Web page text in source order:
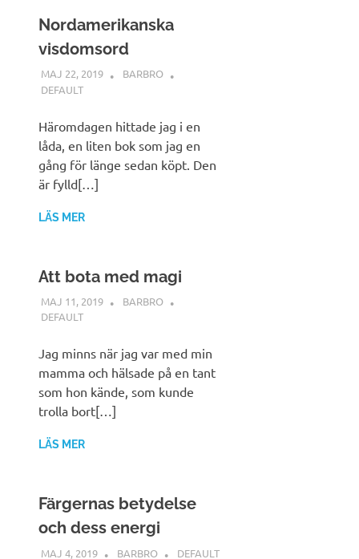
Nordamerikanska
visdomsord
MAJ 22, 2019
BARBRO
DEFAULT
Häromdagen hittade jag i en
låda, en liten bok som jag en
gång för länge sedan köpt. Den
är fylld[…]
LÄS MER
Att bota med magi
MAJ 11, 2019
BARBRO
DEFAULT
Jag minns när jag var med min
mamma och hälsade på en tant
som hon kände, som kunde
trolla bort[…]
LÄS MER
Färgernas betydelse
och dess energi
MAJ 4, 2019 BARBRO DEFAULT